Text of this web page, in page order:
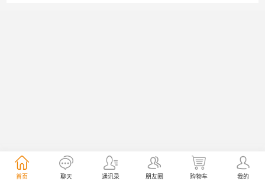
首页 聊天 通讯录 朋友圈 购物车 我的